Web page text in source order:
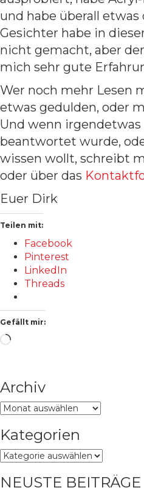
und habe überall etwas
Gesichter habe in
nicht gemacht, aber
mich sehr gute
Wer noch mehr Lesen
etwas gedulden, oder
Und wenn
beantwortet wurde,
wissen wollt, schreibt
oder über das
Euer Dirk
Teilen mit:
Facebook
Pinterest
LinkedIn
Threads
Gefällt mir:
Wird
Archiv
Archiv
Kategorien
Kategorien
NEUSTE BEITRÄGE